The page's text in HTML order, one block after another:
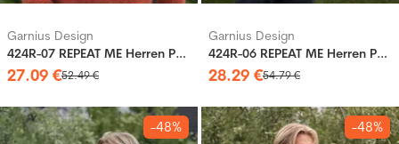
Garnius Design
424R-07 REPEAT ME Herren Pullover
27.09 €52.49€
Garnius Design
424R-06 REPEAT ME Herren Pullover
28.29 €54.79€
-48% -48%